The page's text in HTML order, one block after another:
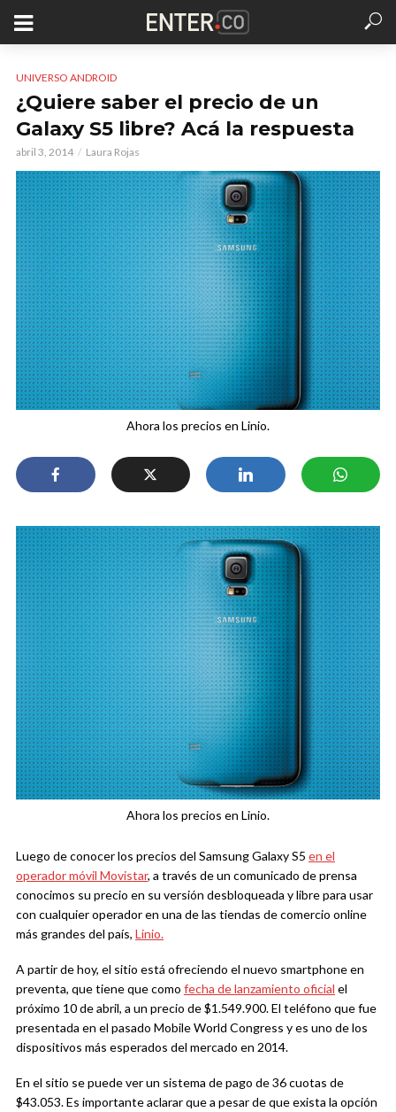
UNIVERSO ANDROID
¿Quiere saber el precio de un
Galaxy S5 libre? Acá la respuesta
abril 3, 2014 Laura Rojas
Ahora los precios en Linio.
Ahora los precios en Linio.
Luego de conocer los precios del Samsung Galaxy S5 en el
operador móvil Movistar, a través de un comunicado de prensa
conocimos su precio en su versión desbloqueada y libre para usar
con cualquier operador en una de las tiendas de comercio online
más grandes del país, Linio.
A partir de hoy, el sitio está ofreciendo el nuevo smartphone en
preventa, que tiene que como fecha de lanzamiento oficial el
próximo 10 de abril, a un precio de $1.549.900. El teléfono que fue
presentada en el pasado Mobile World Congress y es uno de los
dispositivos más esperados del mercado en 2014.
En el sitio se puede ver un sistema de pago de 36 cuotas de
$43.053. Es importante aclarar que a pesar de que exista la opción